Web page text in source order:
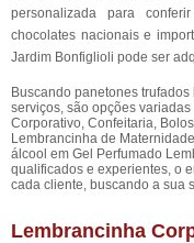
personalizada para
chocolates nacionais e
Jardim Bonfiglioli pode ser
Buscando panetones
serviços, são opções
Corporativo, Confeitaria,
Lembrancinha de
álcool em Gel Perfumado
qualificados e experientes, o
cada cliente, buscando a sua
Lembrancinha